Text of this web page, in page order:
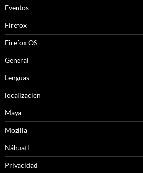
Eventos
Firefox
Firefox OS
General
Lenguas
localizacion
Maya
Mozilla
Náhuatl
Privacidad